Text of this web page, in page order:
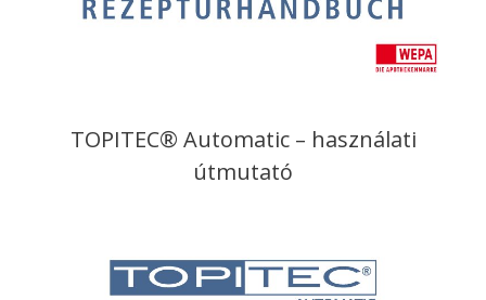
TOPITEC® Automatic – használati
útmutató